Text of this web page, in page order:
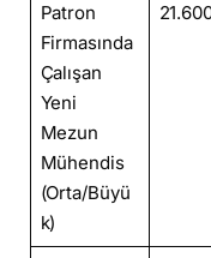
Patron
Firmasında
Çalışan
Yeni
Mezun
Mühendis
(Orta/Büyü
k)